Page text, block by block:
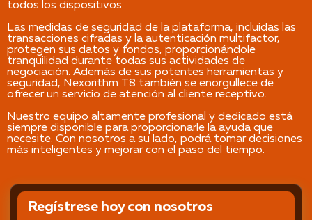
todos los dispositivos.
Las medidas de seguridad de la plataforma, incluidas las
transacciones cifradas y la autenticación multifactor,
protegen sus datos y fondos, proporcionándole
tranquilidad durante todas sus actividades de
negociación. Además de sus potentes herramientas y
seguridad, Nexorithm T8 también se enorgullece de
ofrecer un servicio de atención al cliente receptivo.
Nuestro equipo altamente profesional y dedicado está
siempre disponible para proporcionarle la ayuda que
necesite. Con nosotros a su lado, podrá tomar decisiones
más inteligentes y mejorar con el paso del tiempo.
Regístrese hoy con nosotros